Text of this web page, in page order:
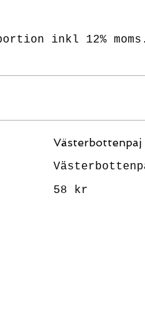
inkl 12% moms.
Västerbottenpaj
58 kr